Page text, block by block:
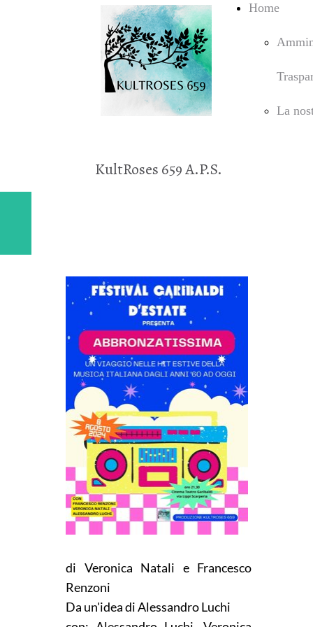
KultRoses 659 A.P.S.
Home
La
di Veronica Natali e Francesco
Renzoni
Da un'idea di Alessandro Luchi